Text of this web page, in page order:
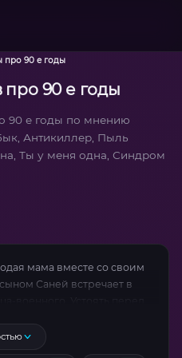
про 90 е годы
90 е годы
90 е годы по мнению
Антикиллер, Пыль
Ты у меня одна, Синдром
мама вместе со своим
Саней встречает в
женщина до беспамятства
друга. Пара начинает